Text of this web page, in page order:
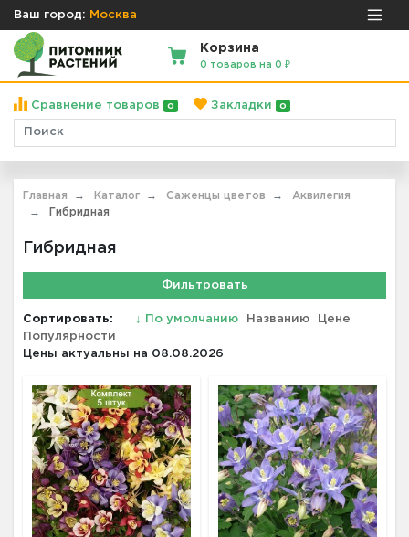
Ваш город: Москва
Корзина
0 товаров на 0 ₽
Сравнение товаров 0 Закладки 0
Главная Каталог Саженцы цветов
Аквилегия
Гибридная
Гибридная
Фильтровать
Сортировать: ↓ По умолчанию Названию
Цене
Популярности
Цены актуальны на 08.08.2026